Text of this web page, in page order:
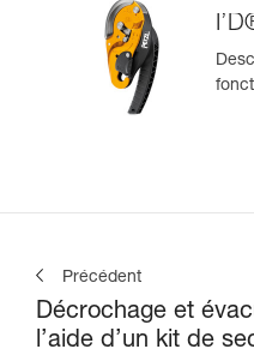
Précédent
Décrochage et
l’aide d’un kit de